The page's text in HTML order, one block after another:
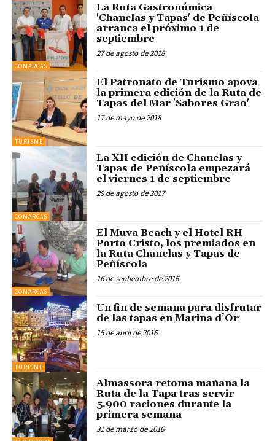
COMARCAS
La Ruta Gastronómica
'Chanclas y Tapas' de Peñíscola
arranca el próximo 1 de
septiembre
27 de agosto de 2018
TURISME
El Patronato de Turismo apoya
la primera edición de la Ruta de
Tapas del Mar 'Sabores Grao'
17 de mayo de 2018
COMARCAS
La XII edición de Chanclas y
Tapas de Peñíscola empezará
el viernes 1 de septiembre
29 de agosto de 2017
COMARCAS
El Muva Beach y el Hotel RH
Porto Cristo, los premiados en
la Ruta Chanclas y Tapas de
Peñíscola
16 de septiembre de 2016
TURISME
Un fin de semana para disfrutar
de las tapas en Marina d’Or
15 de abril de 2016
Almassora retoma mañana la
Ruta de la Tapa tras servir
5.900 raciones durante la
primera semana
31 de marzo de 2016